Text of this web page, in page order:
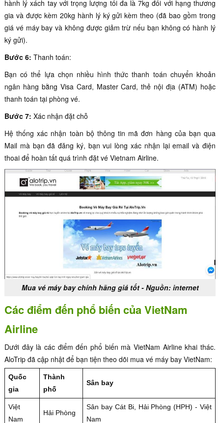
hành lý xách tay với trọng lượng tối đa là 7kg đối với hạng thương
gia và được kèm 20kg hành lý ký gửi kèm theo (đã bao gồm trong
giá vé máy bay và không được giảm trừ nếu bạn không có hành lý
ký gửi).
Bước 6: Thanh toán:
Bạn có thể lựa chọn nhiều hình thức thanh toán chuyển khoản
ngân hàng bằng Visa Card, Master Card, thẻ nội địa (ATM) hoặc
thanh toán tại phòng vé.
Bước 7: Xác nhận đặt chỗ
Hệ thống xác nhận toàn bộ thông tin mã đơn hàng của bạn qua
Mail mà bạn đã đăng ký, bạn vui lòng xác nhận lại email và điện
thoai để hoàn tất quá trình đặt vé Vietnam Airline.
Mua vé máy bay chính hãng giá tốt - Nguồn: internet
Các điểm đến phổ biến của VietNam
Airline
Dưới đây là các điểm đến phổ biến mà VietNam Airline khai thác.
AloTrip đã cập nhật để bạn tiện theo dõi mua vé máy bay VietNam:
Quốc
gia
Thành
phố
Sân bay
Việt
Nam
Hải Phòng
Sân bay Cát Bi, Hải Phòng (HPH) - Việt
Nam